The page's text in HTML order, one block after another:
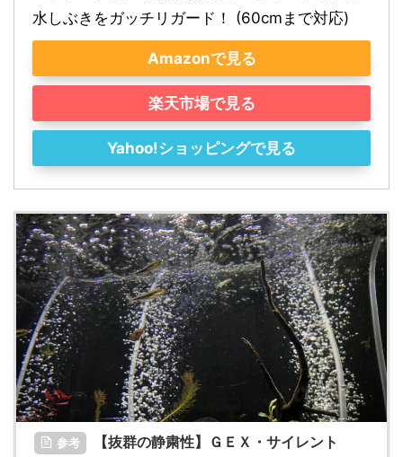
水しぶきをガッチリガード！ (60cmまで対応)
Amazonで見る
楽天市場で見る
Yahoo!ショッピングで見る
参考
【抜群の静粛性】ＧＥＸ・サイレント